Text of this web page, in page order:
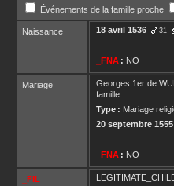
Événements de la famille proche
Naissance 18 avril 1536 31
_FNA : NO
Mariage Georges 1er de
famille
Type : Mariage
20 septembre 1555
_FNA : NO
_FIL